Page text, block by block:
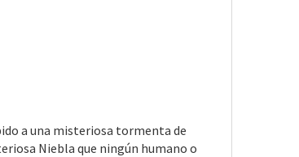
a una misteriosa tormenta de
Niebla que ningún humano o